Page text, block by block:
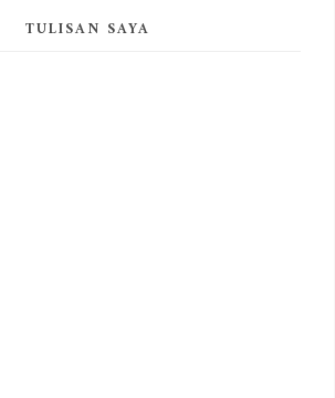
TULISAN SAYA